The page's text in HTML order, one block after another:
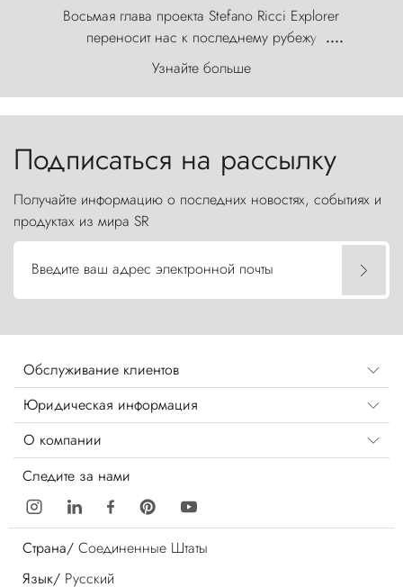
Восьмая глава проекта Stefano Ricci Explorer
переносит нас к последнему рубежу
первозданного мира, где ветер с
первобытной яростью ваяет ландшафт, а пики
Торрес-дель-Пайне, словно каменные стражи,
....
Узнайте больше
Подписаться на рассылку
Получайте информацию о последних новостях, событиях и
продуктах из мира SR
Введите ваш адрес электронной почты
Обслуживание клиентов
Юридическая информация
О компании
Следите за нами
Страна/ Соединенные Штаты
Язык/ Русский